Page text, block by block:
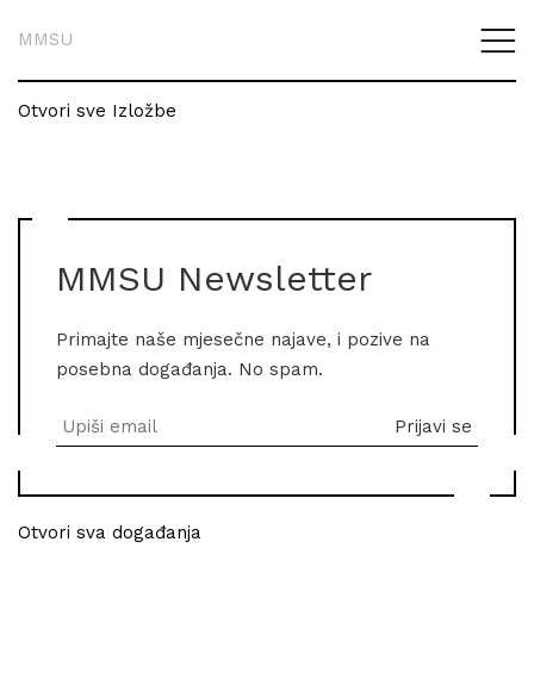
MMSU
Otvori sve Izložbe
MMSU Newsletter
Primajte naše mjesečne najave, i pozive na
posebna događanja. No spam.
Otvori sva događanja